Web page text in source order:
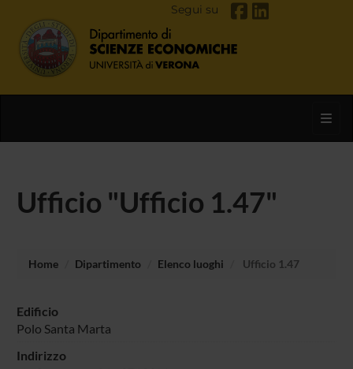
Segui su
Ufficio "Ufficio 1.47"
Home Dipartimento Elenco luoghi Ufficio 1.47
Edificio
Polo Santa Marta
Indirizzo